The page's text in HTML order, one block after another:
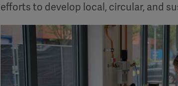
efforts to develop local, circular, and